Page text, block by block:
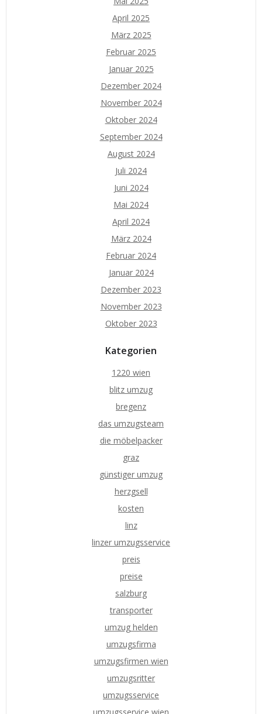
April 2025
März 2025
Februar 2025
Januar 2025
Dezember 2024
November 2024
Oktober 2024
September 2024
August 2024
Juli 2024
Juni 2024
Mai 2024
April 2024
März 2024
Februar 2024
Januar 2024
Dezember 2023
November 2023
Oktober 2023
Kategorien
1220 wien
blitz umzug
bregenz
das umzugsteam
die möbelpacker
graz
günstiger umzug
herzgsell
kosten
linz
linzer umzugsservice
preis
preise
salzburg
transporter
umzug helden
umzugsfirma
umzugsfirmen wien
umzugsritter
umzugsservice